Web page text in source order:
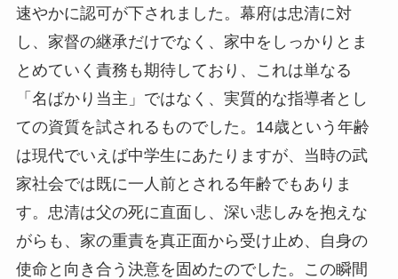
速やかに認可が下されました。幕府は忠清に対
し、家督の継承だけでなく、家中をしっかりとま
とめていく責務も期待しており、これは単なる
「名ばかり当主」ではなく、実質的な指導者とし
ての資質を試されるものでした。14歳という年齢
は現代でいえば中学生にあたりますが、当時の武
家社会では既に一人前とされる年齢でもありま
す。忠清は父の死に直面し、深い悲しみを抱えな
がらも、家の重責を真正面から受け止め、自身の
使命と向き合う決意を固めたのでした。この瞬間